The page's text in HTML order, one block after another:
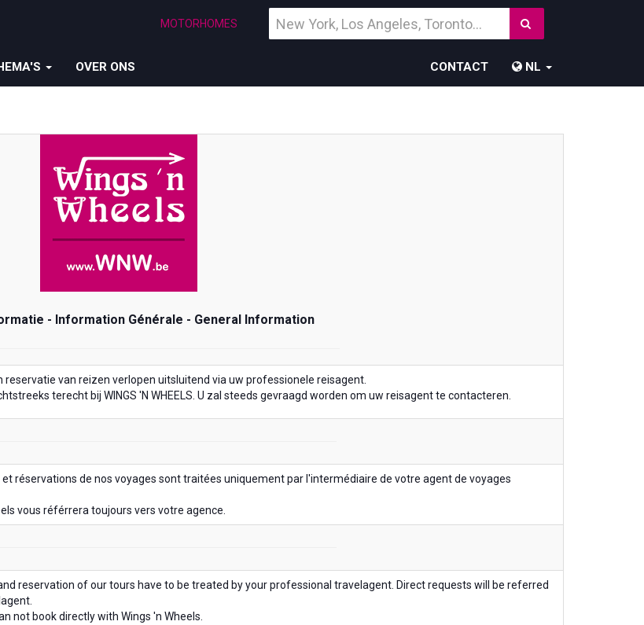
MOTORHOMES
een
OVER ONS CONTACT NL
- Information Générale - General Information
reservatie van reizen verlopen uitsluitend via uw professionele reisagent.
terecht bij WINGS 'N WHEELS. U zal steeds gevraagd worden om uw reisagent te contacteren.
réservations de nos voyages sont traitées uniquement par l'intermédiaire de votre agent de voyages
vous référrera toujours vers votre agence.
reservation of our tours have to be treated by your professional travelagent. Direct requests will be referred
not book directly with Wings 'n Wheels.